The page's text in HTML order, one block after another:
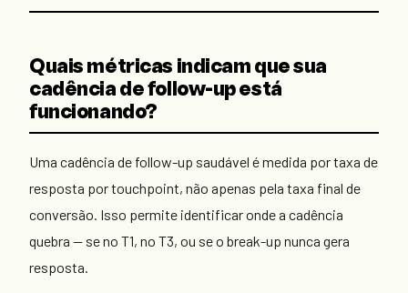
Quais métricas indicam que sua
cadência de follow-up está
funcionando?
Uma cadência de follow-up saudável é medida por taxa de
resposta por touchpoint, não apenas pela taxa final de
conversão. Isso permite identificar onde a cadência
quebra — se no T1, no T3, ou se o break-up nunca gera
resposta.